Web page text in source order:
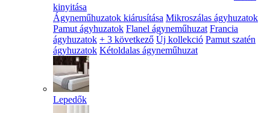
kinyitása
Ágyneműhuzatok kiárusítása Mikroszálas ágyhuzatok
Pamut ágyhuzatok Flanel ágyneműhuzat Francia
ágyhuzatok + 3 következő Új kollekció Pamut szatén
ágyhuzatok Kétoldalas ágyneműhuzat
Lepedők